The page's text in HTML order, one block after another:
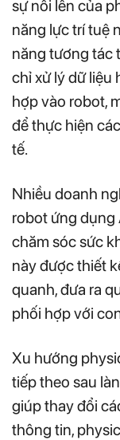
sự nổi lên của
năng lực trí tuệ
năng tương tác
chỉ xử lý dữ liệu
hợp vào robot,
để thực hiện
tế.
Nhiều doanh
robot ứng dụng
chăm sóc sức
này được thiết
quanh, đưa ra
phối hợp với
Xu hướng
tiếp theo sau
giúp thay đổi
thông tin,